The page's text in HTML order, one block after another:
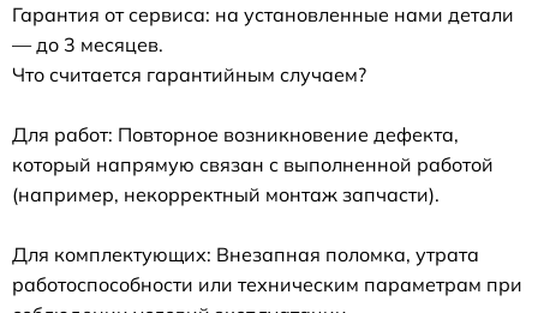
Гарантия от сервиса: на установленные нами детали
— до 3 месяцев.
Что считается гарантийным случаем?
Для работ: Повторное возникновение дефекта,
который напрямую связан с выполненной работой
(например, некорректный монтаж запчасти).
Для комплектующих: Внезапная поломка, утрата
работоспособности или техническим параметрам при